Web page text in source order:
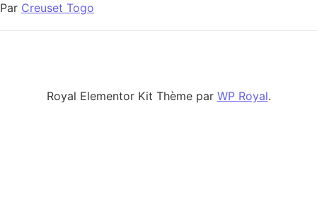
Par Creuset Togo
Royal Elementor Kit Thème par WP Royal.